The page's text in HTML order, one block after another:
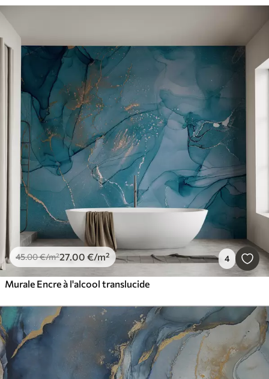
45.00€/m²27.00 €/m² 4
Murale Encre à l'alcool translucide